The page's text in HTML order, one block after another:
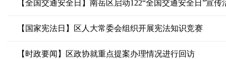
【全国交通安全日】南岳区启动122“全国交通安全日”宣传
【国家宪法日】区人大常委会组织开展宪法知识竞赛
【时政要闻】区政协就重点提案办理情况进行回访